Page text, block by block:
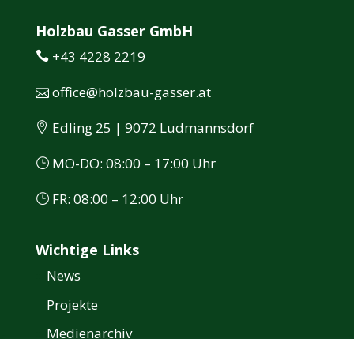
Holzbau Gasser GmbH
+43 4228 2219
office@holzbau-gasser.at
Edling 25 | 9072 Ludmannsdorf
MO-DO: 08:00 – 17:00 Uhr
FR: 08:00 – 12:00 Uhr
Wichtige Links
News
Projekte
Medienarchiv